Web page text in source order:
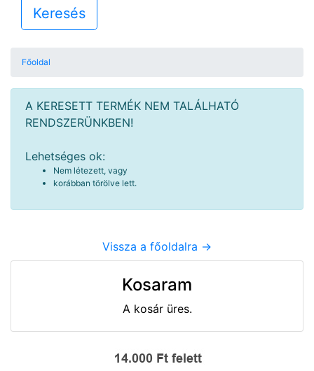
Keresés
Főoldal
A KERESETT TERMÉK NEM TALÁLHATÓ
RENDSZERÜNKBEN!
Lehetséges ok:
Nem létezett, vagy
korábban törölve lett.
Vissza a főoldalra ->
Kosaram
A kosár üres.